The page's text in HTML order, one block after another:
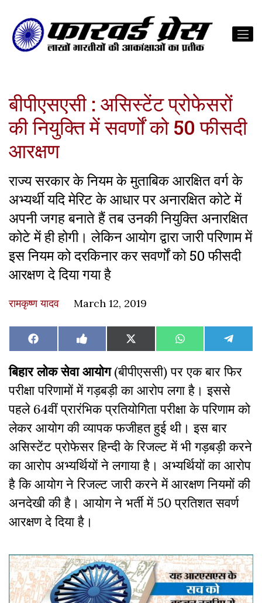
बीपीएसएसी : असिस्टेंट प्रोफेसरों
की नियुक्ति में सवर्णों को 50 फीसदी
आरक्षण
राज्य सरकार के नियम के मुताबिक आरक्षित वर्ग के
अभ्यर्थी यदि मेरिट के आधार पर अनारक्षित कोटे में
अपनी जगह बनाते हैं तब उनकी नियुक्ति अनारक्षित
कोटे में ही होगी। लेकिन आयोग द्वारा जारी परिणाम में
इस नियम को दरकिनार कर सवर्णों को 50 फीसदी
आरक्षण दे दिया गया है
रामकृष्ण यादव March 12, 2019
Share
on
Facebook Share
on
Like
on
Facebook
Share
on
X
(Twitter)
Share
on
WhatsAppShare
on
बिहार लोक सेवा आयोग(बीपीएससी) पर एक बार फिर
परीक्षा परिणामों में गड़बड़ी का आरोप लगा है। इससे
पहले 64वीं प्रारंभिक प्रतियोगिता परीक्षा के परिणाम को
लेकर आयोग की व्यापक फजीहत हुई थी। इस बार
असिस्टेंट प्रोफेसर हिन्दी के रिजल्ट में भी गड़बड़ी करने
का आरोप अभ्यर्थियों ने लगाया है। अभ्यर्थियों का आरोप
है कि आयोग ने रिजल्ट जारी करने में आरक्षण नियमों की
अनदेखी की है। आयोग ने भर्ती में 50 प्रतिशत सवर्ण
आरक्षण दे दिया है।